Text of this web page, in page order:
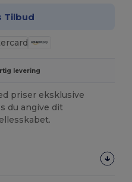
Tilbud
levering
priser eksklusive
du angive dit